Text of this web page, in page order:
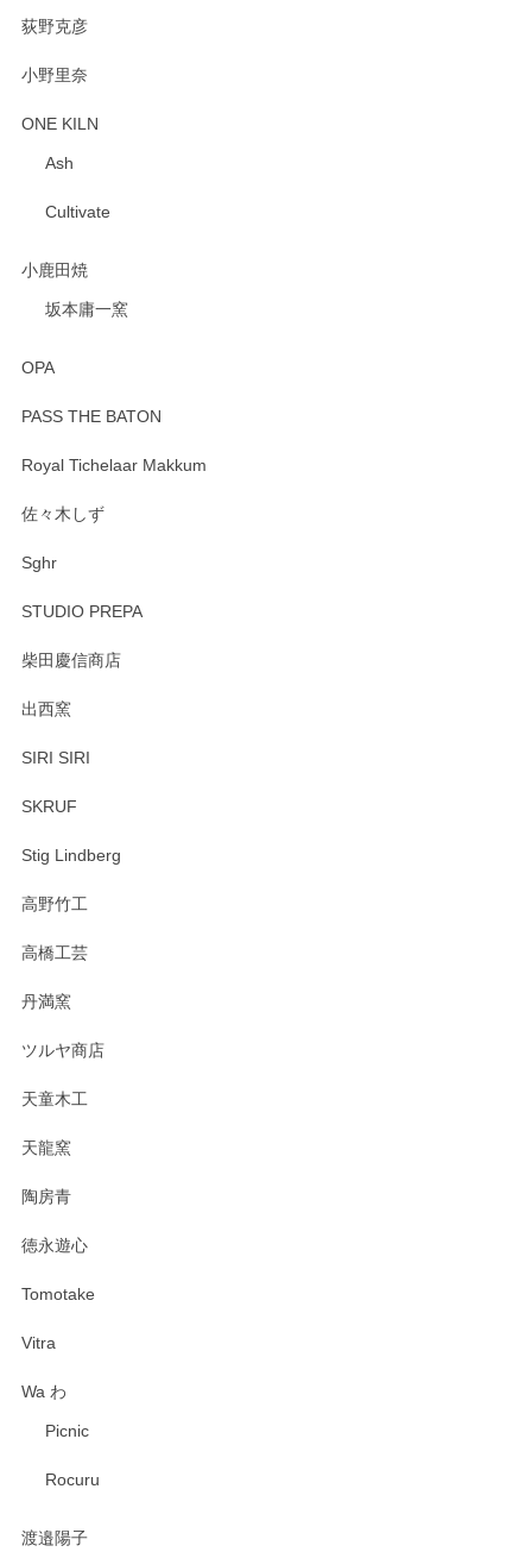
荻野克彦
小野里奈
ONE KILN
Ash
Cultivate
小鹿田焼
坂本庸一窯
OPA
PASS THE BATON
Royal Tichelaar Makkum
佐々木しず
Sghr
STUDIO PREPA
柴田慶信商店
出西窯
SIRI SIRI
SKRUF
Stig Lindberg
高野竹工
高橋工芸
丹満窯
ツルヤ商店
天童木工
天龍窯
陶房青
徳永遊心
Tomotake
Vitra
Wa わ
Picnic
Rocuru
渡邉陽子